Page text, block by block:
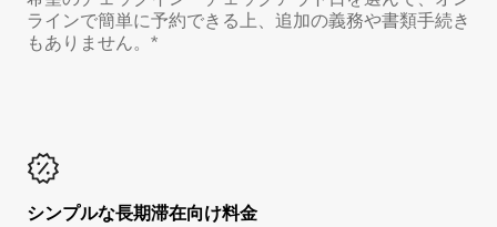
ラインで簡単に予約できる上、追加の義務や書類手続き
もありません。*
シンプルな長期滞在向け料金